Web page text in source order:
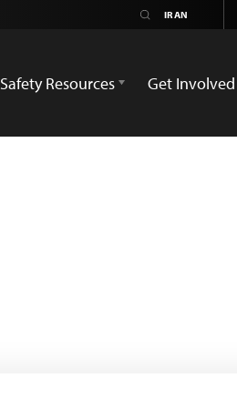
Safety Resources Get Involved